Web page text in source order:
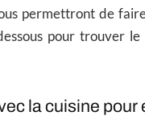
permettront de
pour trouver
la cuisine pour